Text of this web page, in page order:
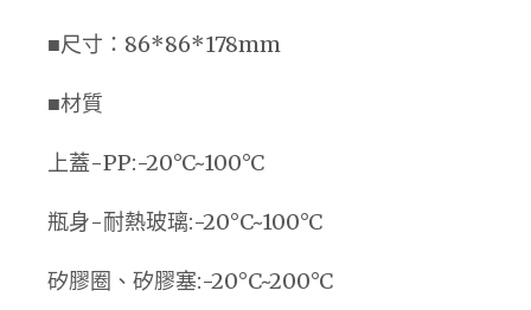
■尺寸：86*86*178mm
■材質
上蓋-PP:-20°C~100°C
瓶身-耐熱玻璃:-20°C~100°C
矽膠圈、矽膠塞:-20°C~200°C